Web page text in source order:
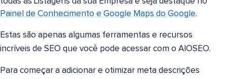
Painel de Conhecimento e Google Maps do Google.
Estas são apenas algumas ferramentas e recursos
incríveis de SEO que você pode acessar com o AIOSEO.
Para começar a adicionar e otimizar meta descrições